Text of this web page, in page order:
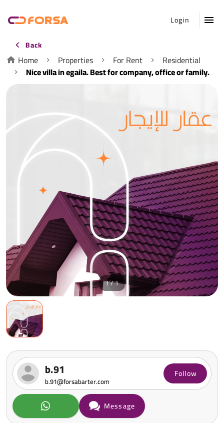
Login
Back
Home Properties For Rent
Residential
Nice villa in egaila. Best for company, office or family.
1 / 1
b.91
b.91@forsabarter.com
Follow
Message